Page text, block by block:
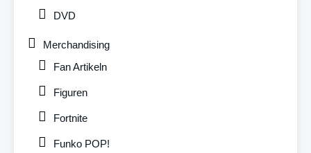
DVD
Merchandising
Fan Artikeln
Figuren
Fortnite
Funko POP!